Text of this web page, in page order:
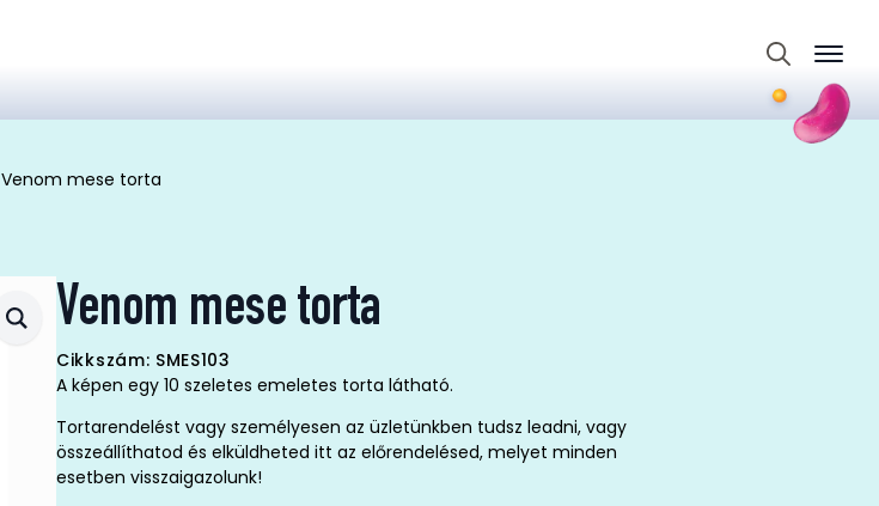
for:
Venom mese torta
Venom mese torta
Cikkszám: SMES103
A képen egy 10 szeletes emeletes torta látható.
Tortarendelést vagy személyesen az üzletünkben tudsz leadni, vagy
összeállíthatod és elküldheted itt az előrendelésed, melyet minden
esetben visszaigazolunk!